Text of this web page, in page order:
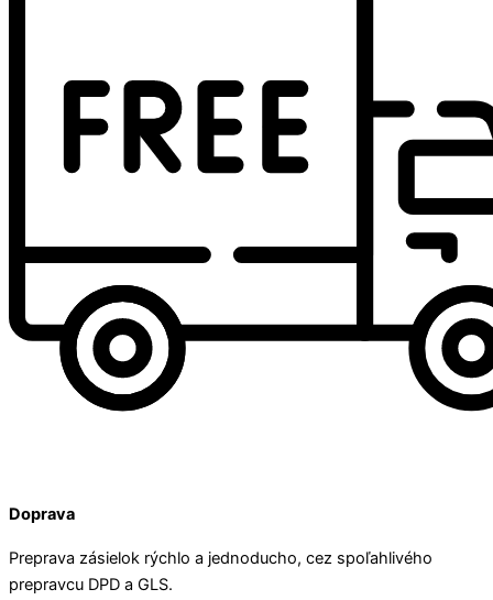
Doprava
Preprava zásielok rýchlo a jednoducho, cez spoľahlivého
prepravcu DPD a GLS.